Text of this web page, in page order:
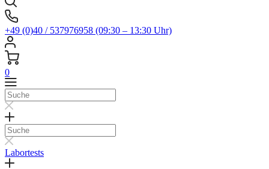
+49 (0)40 / 537976958 (09:30 – 13:30 Uhr)
0
Suche
Suche
Labortests